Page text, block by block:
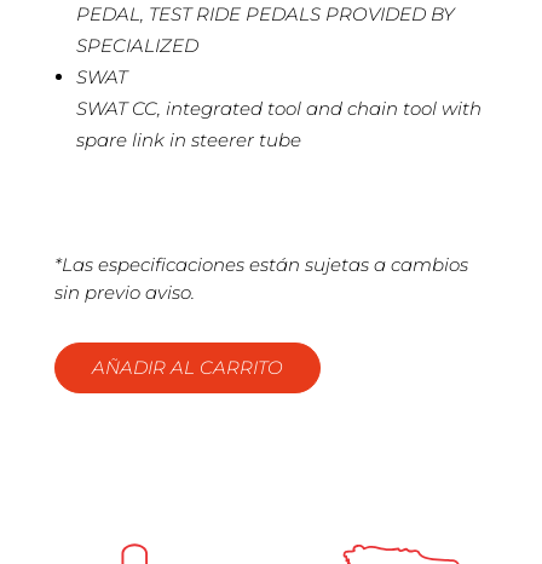
PEDAL, TEST RIDE PEDALS PROVIDED BY
SPECIALIZED
SWAT
SWAT CC, integrated tool and chain tool with
spare link in steerer tube
*Las especificaciones están sujetas a cambios
sin previo aviso.
AÑADIR AL CARRITO